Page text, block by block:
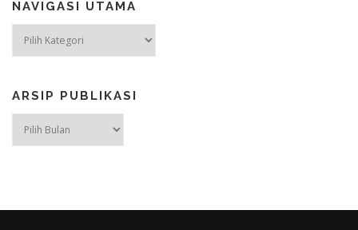
NAVIGASI UTAMA
UTAMA
ARSIP PUBLIKASI
PUBLIKASI